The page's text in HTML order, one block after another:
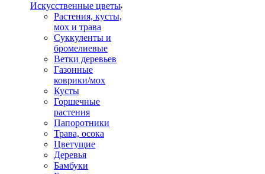
Искусственные цветы
Растения, кусты,
мох и трава
Суккуленты и
бромелиевые
Ветки деревьев
Газонные
коврики/мох
Кусты
Горшечные
растения
Папоротники
Трава, осока
Цветущие
Деревья
Бамбуки